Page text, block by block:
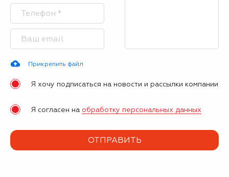
Прикрепить файл
Я хочу подписаться на новости и рассылки компании
Я согласен на обработку персональных данных